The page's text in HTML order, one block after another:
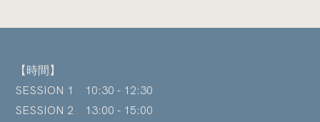
【時間】
SESSION 1 10:30 - 12:30
SESSION 2 13:00 - 15:00